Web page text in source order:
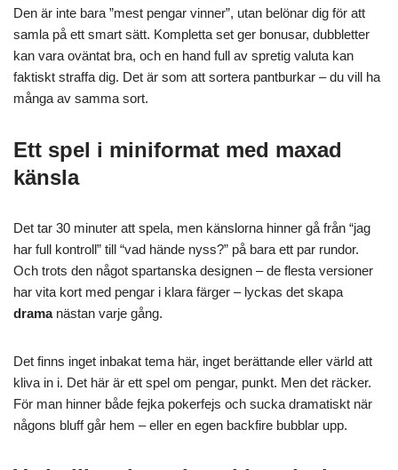
Den är inte bara ”mest pengar vinner”, utan belönar dig för att
samla på ett smart sätt. Kompletta set ger bonusar, dubbletter
kan vara oväntat bra, och en hand full av spretig valuta kan
faktiskt straffa dig. Det är som att sortera pantburkar – du vill ha
många av samma sort.
Ett spel i miniformat med maxad
känsla
Det tar 30 minuter att spela, men känslorna hinner gå från “jag
har full kontroll” till “vad hände nyss?” på bara ett par rundor.
Och trots den något spartanska designen – de flesta versioner
har vita kort med pengar i klara färger – lyckas det skapa
dramanästan varje gång.
Det finns inget inbakat tema här, inget berättande eller värld att
kliva in i. Det här är ett spel om pengar, punkt. Men det räcker.
För man hinner både fejka pokerfejs och sucka dramatiskt när
någons bluff går hem – eller en egen backfire bubblar upp.